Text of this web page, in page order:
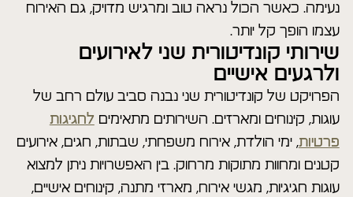
נעימה. כאשר הכול נראה טוב ומרגיש מדויק, גם האירוח
עצמו הופך קל יותר.
שירותי קונדיטורית שני לאירועים
ולרגעים אישיים
הפרויקט של קונדיטורית שני נבנה סביב עולם רחב של
עוגות, קינוחים ומארזים. השירותים מתאימים לחגיגות
פרטיות, ימי הולדת, אירוח משפחתי, שבתות, חגים, אירועים
קטנים ומחוות מתוקות מרחוק. בין האפשרויות ניתן למצוא
עוגות חגיגיות, מגשי אירוח, מארזי מתנה, קינוחים אישיים,